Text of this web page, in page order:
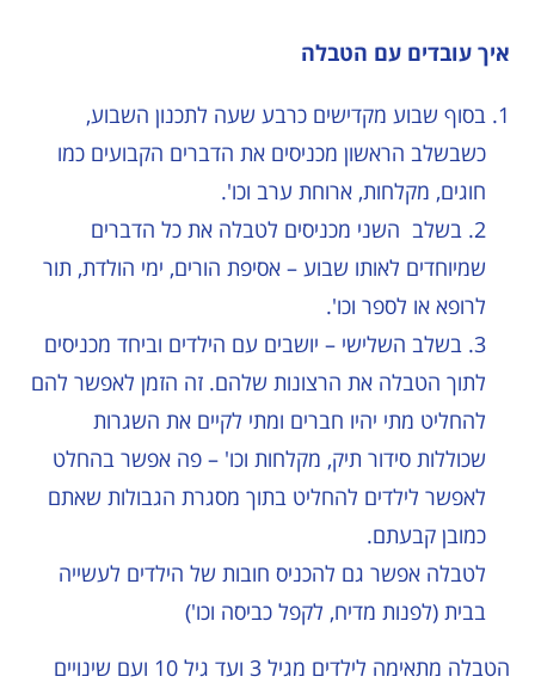
איך עובדים עם הטבלה
בסוף שבוע מקדישים כרבע שעה לתכנון השבוע,
כשבשלב הראשון מכניסים את הדברים הקבועים כמו
חוגים, מקלחות, ארוחת ערב וכו'.
2. בשלב השני מכניסים לטבלה את כל הדברים
שמיוחדים לאותו שבוע – אסיפת הורים, ימי הולדת, תור
לרופא או לספר וכו'.
3. בשלב השלישי – יושבים עם הילדים וביחד מכניסים
לתוך הטבלה את הרצונות שלהם. זה הזמן לאפשר להם
להחליט מתי יהיו חברים ומתי לקיים את השגרות
שכוללות סידור תיק, מקלחות וכו' – פה אפשר בהחלט
לאפשר לילדים להחליט בתוך מסגרת הגבולות שאתם
כמובן קבעתם.
לטבלה אפשר גם להכניס חובות של הילדים לעשייה
בבית (לפנות מדיח, לקפל כביסה וכו')
הטבלה מתאימה לילדים מגיל 3 ועד גיל 10 ועם שינויים